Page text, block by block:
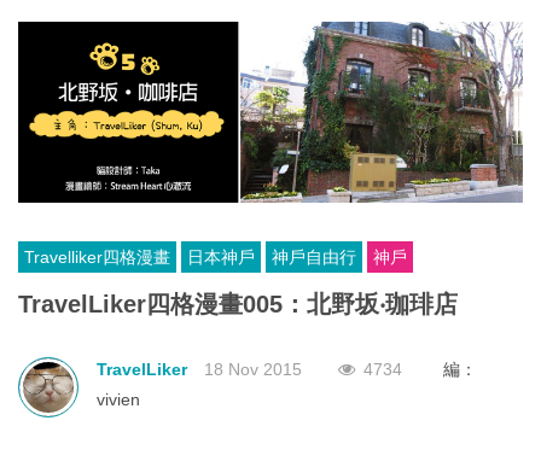
Travelliker四格漫畫 日本神戶 神戶自由行 神戶
TravelLiker四格漫畫005：北野坂‧珈琲店
TravelLiker 18 Nov 2015 4734
編：
vivien